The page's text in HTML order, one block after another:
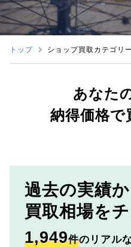
トップ ショップ買取カテゴリ
あなた
納得価格で
過去の実績
買取相場を
1,949件のリアル